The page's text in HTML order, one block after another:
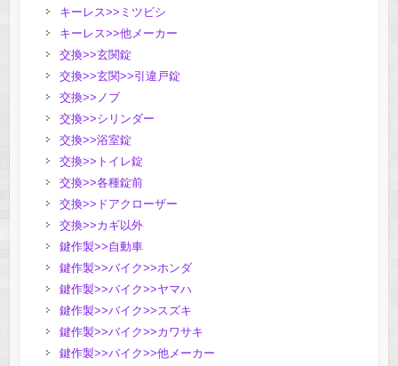
キーレス>>ミツビシ
キーレス>>他メーカー
交換>>玄関錠
交換>>玄関>>引違戸錠
交換>>ノブ
交換>>シリンダー
交換>>浴室錠
交換>>トイレ錠
交換>>各種錠前
交換>>ドアクローザー
交換>>カギ以外
鍵作製>>自動車
鍵作製>>バイク>>ホンダ
鍵作製>>バイク>>ヤマハ
鍵作製>>バイク>>スズキ
鍵作製>>バイク>>カワサキ
鍵作製>>バイク>>他メーカー